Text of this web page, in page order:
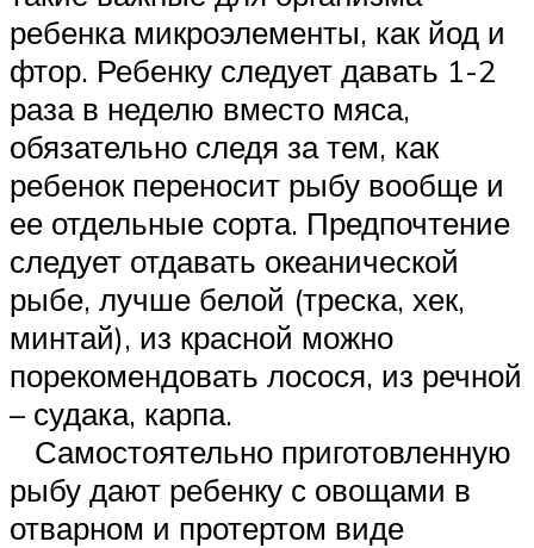
ребенка микроэлементы, как йод и
фтор. Ребенку следует давать 1-2
раза в неделю вместо мяса,
обязательно следя за тем, как
ребенок переносит рыбу вообще и
ее отдельные сорта. Предпочтение
следует отдавать океанической
рыбе, лучше белой (треска, хек,
минтай), из красной можно
порекомендовать лосося, из речной
– судака, карпа.
Самостоятельно приготовленную
рыбу дают ребенку с овощами в
отварном и протертом виде